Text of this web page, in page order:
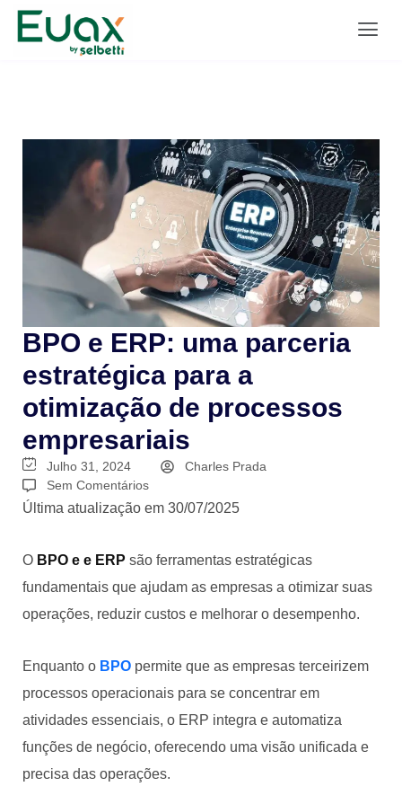
BPO e ERP: uma parceria
estratégica para a
otimização de processos
empresariais
Julho 31, 2024
Charles Prada
Sem Comentários
Última atualização em 30/07/2025
O BPO e e ERP são ferramentas estratégicas
fundamentais que ajudam as empresas a otimizar suas
operações, reduzir custos e melhorar o desempenho.
Enquanto o BPO permite que as empresas terceirizem
processos operacionais para se concentrar em
atividades essenciais, o ERP integra e automatiza
funções de negócio, oferecendo uma visão unificada e
precisa das operações.